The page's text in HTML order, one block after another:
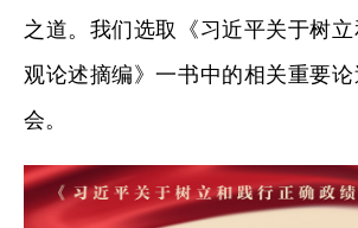
之道。我们选取《习近平关于树
观论述摘编》一书中的相关重要
会。